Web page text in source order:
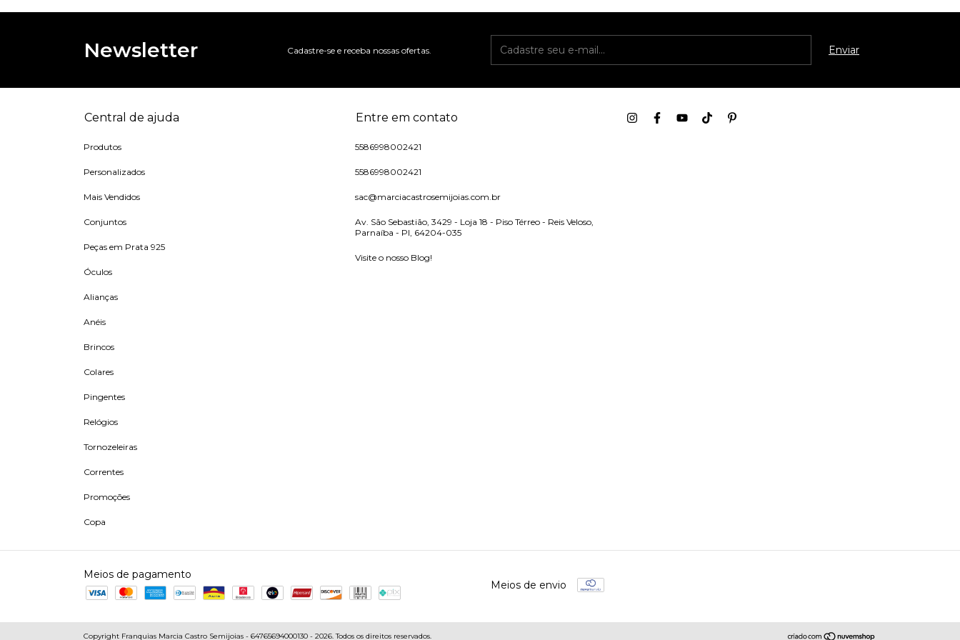
Newsletter Cadastre-se e receba nossas ofertas.
Central de ajuda
Produtos
Personalizados
Mais Vendidos
Conjuntos
Peças em Prata 925
Óculos
Alianças
Anéis
Brincos
Colares
Pingentes
Relógios
Tornozeleiras
Correntes
Promoções
Copa
Entre em contato
5586998002421
5586998002421
sac@marciacastrosemijoias.com.br
Av. São Sebastião, 3429 - Loja 18 - Piso Térreo - Reis Veloso,
Parnaíba - PI, 64204-035
Visite o nosso Blog!
Meios de pagamento
Meios de envio
Copyright Franquias Marcia Castro Semijoias - 64765694000130 - 2026. Todos os direitos reservados.